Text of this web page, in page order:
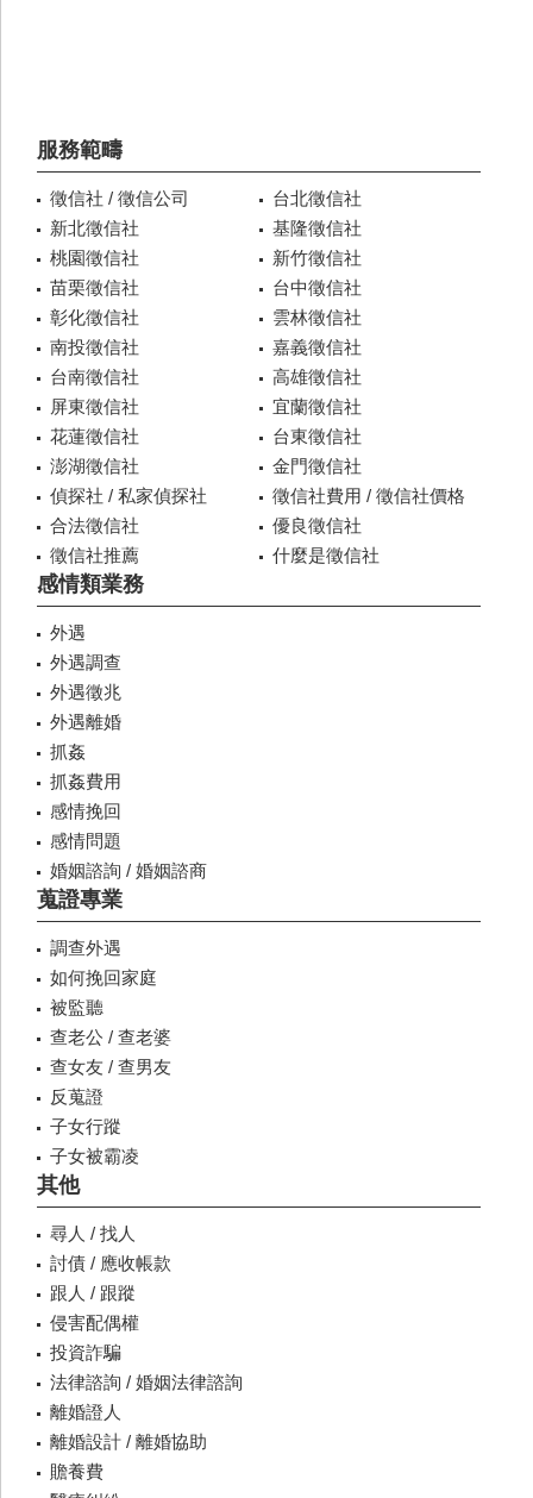
服務範疇
徵信社 / 徵信公司
台北徵信社
新北徵信社
基隆徵信社
桃園徵信社
新竹徵信社
苗栗徵信社
台中徵信社
彰化徵信社
雲林徵信社
南投徵信社
嘉義徵信社
台南徵信社
高雄徵信社
屏東徵信社
宜蘭徵信社
花蓮徵信社
台東徵信社
澎湖徵信社
金門徵信社
偵探社 / 私家偵探社
徵信社費用 / 徵信社價格
合法徵信社
優良徵信社
徵信社推薦
什麼是徵信社
感情類業務
外遇
外遇調查
外遇徵兆
外遇離婚
抓姦
抓姦費用
感情挽回
感情問題
婚姻諮詢 / 婚姻諮商
蒐證專業
調查外遇
如何挽回家庭
被監聽
查老公 / 查老婆
查女友 / 查男友
反蒐證
子女行蹤
子女被霸凌
其他
尋人 / 找人
討債 / 應收帳款
跟人 / 跟蹤
侵害配偶權
投資詐騙
法律諮詢 / 婚姻法律諮詢
離婚證人
離婚設計 / 離婚協助
贍養費